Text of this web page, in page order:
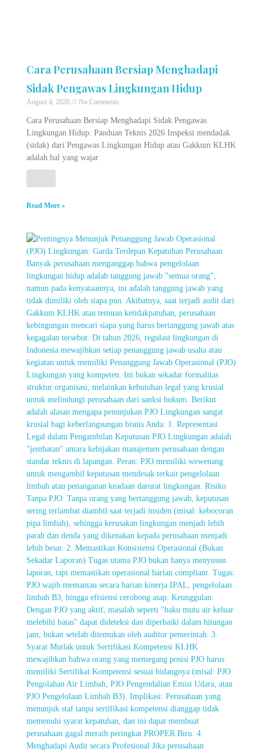
Cara Perusahaan Bersiap Menghadapi
Sidak Pengawas Lingkungan Hidup
August 4, 2026 No Comments
Cara Perusahaan Bersiap Menghadapi Sidak Pengawas
Lingkungan Hidup: Panduan Teknis 2026 Inspeksi mendadak
(sidak) dari Pengawas Lingkungan Hidup atau Gakkum KLHK
adalah hal yang wajar
Read More »